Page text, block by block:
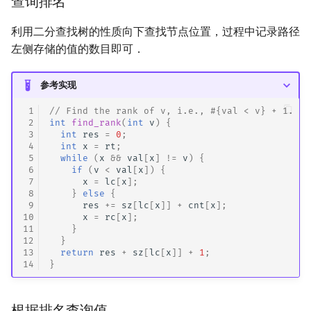
利用二分查找树的性质向下查找节点位置，过程中记录路径
左侧存储的值的数目即可．
参考实现
1
2
3
4
5
6
7
8
9
10
11
12
13
14
// Find the rank of v, i.e., #{val < v} + 1.
int
find_rank( int v )
{
int
res = 0 ;
int
x = rt ;
while
( x && val [ x ] != v )
{
if
( v < val [ x ])
{
x
= lc [ x ];
}
else
{
res
+= sz [lc [ x ]] + cnt [ x ];
x
= rc [ x ];
}
}
return
res + sz [lc [ x ]] + 1 ;
}